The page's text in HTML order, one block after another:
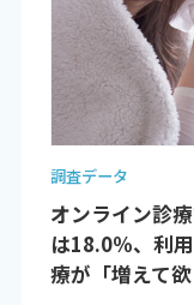
調査データ
オンライン診
は18.0％、利
療が「増えて